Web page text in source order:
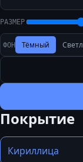
РАЗМЕР
ФОН Тёмный
Покрытие
Кириллица